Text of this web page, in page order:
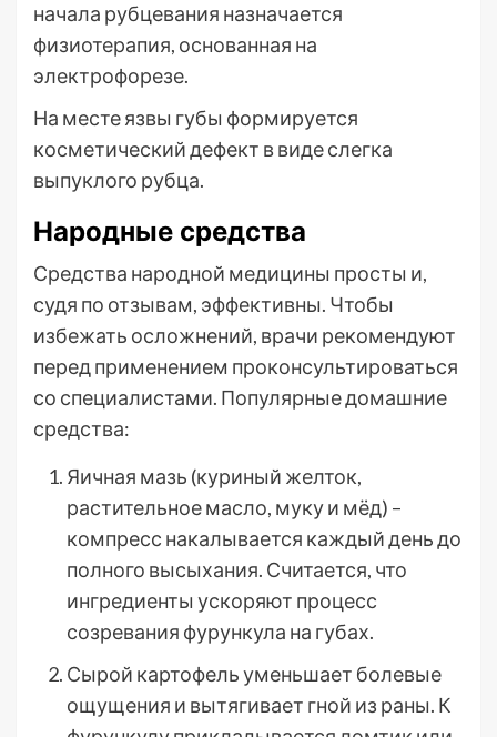
начала рубцевания назначается
физиотерапия, основанная на
электрофорезе.
На месте язвы губы формируется
косметический дефект в виде слегка
выпуклого рубца.
Народные средства
Средства народной медицины просты и,
судя по отзывам, эффективны. Чтобы
избежать осложнений, врачи рекомендуют
перед применением проконсультироваться
со специалистами. Популярные домашние
средства:
Яичная мазь (куриный желток,
растительное масло, муку и мёд) –
компресс накалывается каждый день до
полного высыхания. Считается, что
ингредиенты ускоряют процесс
созревания фурункула на губах.
Сырой картофель уменьшает болевые
ощущения и вытягивает гной из раны. К